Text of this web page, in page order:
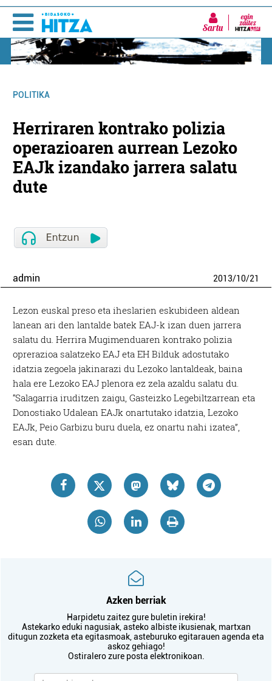
Sartu
POLITIKA
Herriraren kontrako polizia
operazioaren aurrean Lezoko
EAJk izandako jarrera salatu
dute
admin 2013/10/21
Lezon euskal preso eta iheslarien eskubideen aldean
lanean ari den lantalde batek EAJ-k izan duen jarrera
salatu du. Herrira Mugimenduaren kontrako polizia
oprerazioa salatzeko EAJ eta EH Bilduk adostutako
idatzia zegoela jakinarazi du Lezoko lantaldeak, baina
hala ere Lezoko EAJ plenora ez zela azaldu salatu du.
“Salagarria iruditzen zaigu, Gasteizko Legebiltzarrean eta
Donostiako Udalean EAJk onartutako idatzia, Lezoko
EAJk, Peio Garbizu buru duela, ez onartu nahi izatea”,
esan dute.
Azken berriak
Harpidetu zaitez gure buletin irekira!
Astekarko eduki nagusiak, asteko albiste ikusienak, martxan
ditugun zozketa eta egitasmoak, asteburuko egitarauen agenda eta
askoz gehiago!
Ostiralero zure posta elektronikoan.